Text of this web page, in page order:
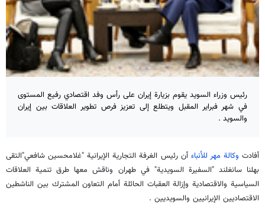
رئيس وزراء السويد يقوم بزيارة إيران على رأس وفد اقتصادي رفيع المستوى
في شهر فبراير المقبل ويتطلع إلى تعزيز فرص تطوير العلاقات بين إيران
والسويد .
أفادت وكالة مهر للأنباء أن رئيس الغرفة التجارية الإيرانية "غلامحسين شافعي"التقى
بهلنا سانغلند "السفيرة السويدية" في طهران وناقش معها طرق تنمية العلاقات
السياسية والاقتصادية وإزالة العقبات الحائلة أمام التعاون المشترك بين الناشطين
الاقتصاديين الإيرانيين والسويديين .